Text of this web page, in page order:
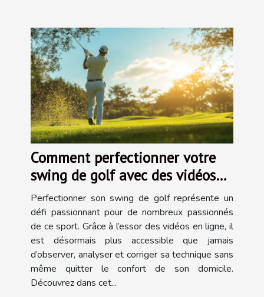
Comment perfectionner votre
swing de golf avec des vidéos
en ligne
Perfectionner son swing de golf représente un
défi passionnant pour de nombreux passionnés
de ce sport. Grâce à l’essor des vidéos en ligne, il
est désormais plus accessible que jamais
d’observer, analyser et corriger sa technique sans
même quitter le confort de son domicile.
Découvrez dans cet...